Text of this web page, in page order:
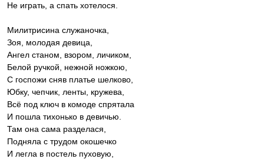
Не играть, а спать хотелося.
Милитрисина служаночка,
Зоя, молодая девица,
Ангел станом, взором, личиком,
Белой ручкой, нежной ножкою,
С госпожи сняв платье шелково,
Юбку, чепчик, ленты, кружева,
Всё под ключ в комоде спрятала
И пошла тихонько в девичью.
Там она сама разделася,
Подняла с трудом окошечко
И легла в постель пуховую,